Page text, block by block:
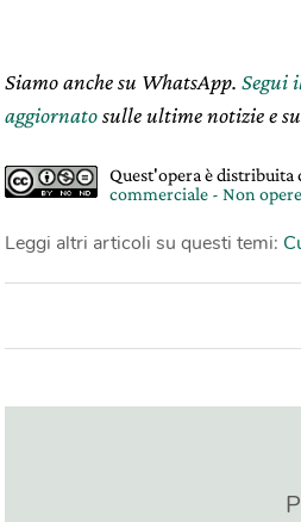
Siamo anche su WhatsApp. Segui
aggiornatosulle ultime notizie e
Quest'opera è distribuita
commerciale - Non
Leggi altri articoli su questi temi: